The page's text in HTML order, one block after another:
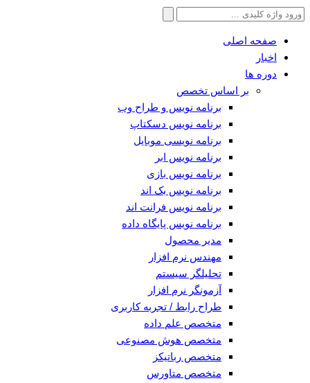
جستجو
صفحه اصلی
اخبار
دوره ها
بر اساس تخصص
برنامه نویس و طراح وب
برنامه نویس دسکتاپ
برنامه نویسی موبایل
برنامه نویس ابر
برنامه نویس بازی
برنامه نویس بک اند
برنامه نویس فرانت اند
برنامه نویس پایگاه داده
مدیر محصول
مهندس نرم افزار
تحلیلگر سیستم
آزمونگر نرم افزار
طراح رابط / تجربه کاربری
متخصص علم داده
متخصص هوش مصنوعی
متخصص رباتیکز
متخصص متاورس